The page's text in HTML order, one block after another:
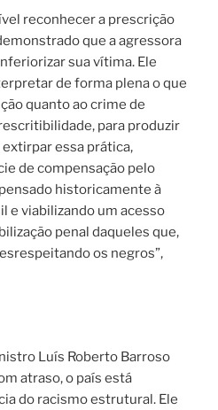
reconhecer a prescrição
que a agressora
sua vítima. Ele
de forma plena o que
quanto ao crime de
para produzir
essa prática,
de compensação pelo
historicamente à
e viabilizando um acesso
penal daqueles que,
os negros”,
Luís Roberto Barroso
atraso, o país está
do racismo estrutural. Ele